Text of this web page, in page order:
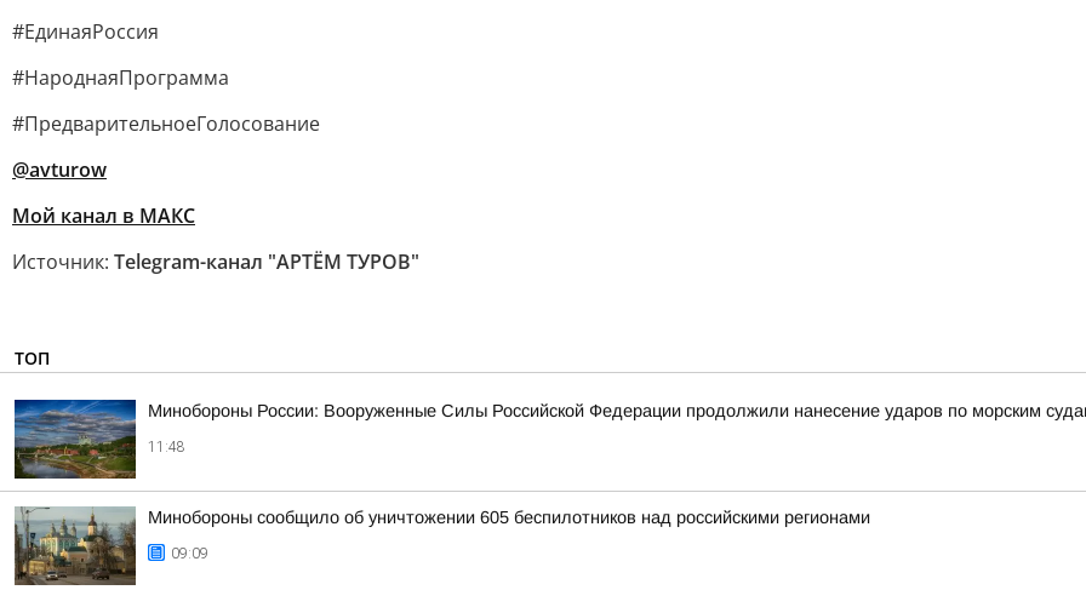
#ЕдинаяРоссия
#НароднаяПрограмма
#ПредварительноеГолосование
@avturow
Мой канал в МАКС
Источник: Telegram-канал "АРТЁМ ТУРОВ"
ТОП
Минобороны России: Вооруженные Силы Российской Федерации продолжили нанесение ударов по морским
11:48
Минобороны сообщило об уничтожении 605 беспилотников над российскими регионами
09:09